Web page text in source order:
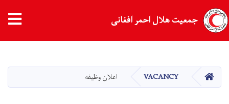
main
content
جمعیت هلال احمر افغانی
HOME
VACANCY اعلان وظیفه